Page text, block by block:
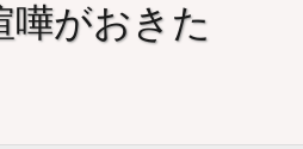
嘩がおきた